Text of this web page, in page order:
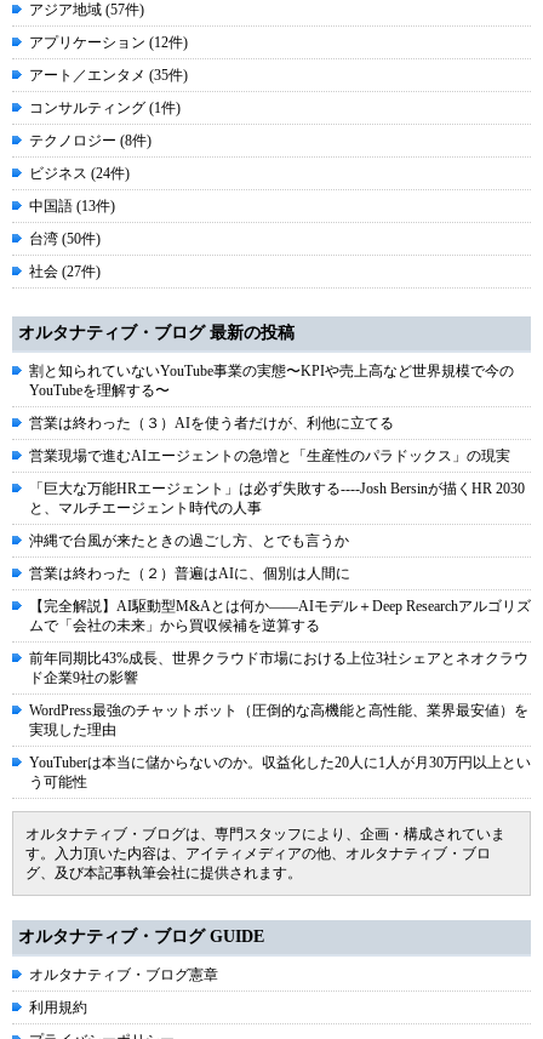
アジア地域 (57件)
アプリケーション (12件)
アート／エンタメ (35件)
コンサルティング (1件)
テクノロジー (8件)
ビジネス (24件)
中国語 (13件)
台湾 (50件)
社会 (27件)
オルタナティブ・ブログ 最新の投稿
割と知られていないYouTube事業の実態〜KPIや売上高など世界規模で今の
YouTubeを理解する〜
営業は終わった（３）AIを使う者だけが、利他に立てる
営業現場で進むAIエージェントの急増と「生産性のパラドックス」の現実
「巨大な万能HRエージェント」は必ず失敗する----Josh Bersinが描くHR 2030
と、マルチエージェント時代の人事
沖縄で台風が来たときの過ごし方、とでも言うか
営業は終わった（２）普遍はAIに、個別は人間に
【完全解説】AI駆動型M&Aとは何か――AIモデル＋Deep Researchアルゴリズ
ムで「会社の未来」から買収候補を逆算する
前年同期比43%成長、世界クラウド市場における上位3社シェアとネオクラウ
ド企業9社の影響
WordPress最強のチャットボット（圧倒的な高機能と高性能、業界最安値）を
実現した理由
YouTuberは本当に儲からないのか。収益化した20人に1人が月30万円以上とい
う可能性
オルタナティブ・ブログは、専門スタッフにより、企画・構成されていま
す。入力頂いた内容は、アイティメディアの他、オルタナティブ・ブロ
グ、及び本記事執筆会社に提供されます。
オルタナティブ・ブログ GUIDE
オルタナティブ・ブログ憲章
利用規約